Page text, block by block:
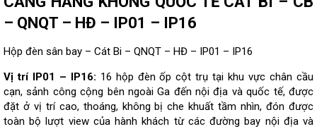
– QNQT – HĐ – IP01 – IP16
Hộp đèn sân bay – Cát Bi – QNQT – HĐ – IP01 – IP16
Vị trí IP01 – IP16: 16 hộp đèn ốp cột trụ tại khu vực chân cầu
cạn, sảnh công cộng bên ngoài Ga đến nội địa và quốc tế, được
đặt ở vị trí cao, thoáng, không bị che khuất tầm nhìn, đón được
toàn bộ lượt view của hành khách từ các đường bay nội địa và